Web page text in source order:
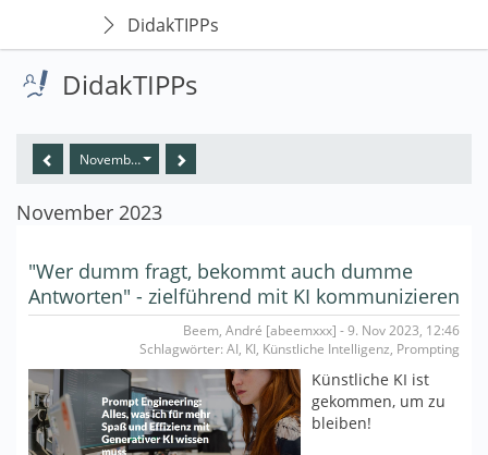
DidakTIPPs
DidakTIPPs
November 2023
November 2023
"Wer dumm fragt, bekommt auch dumme
Antworten" - zielführend mit KI kommunizieren
Beem, André [abeemxxx] - 9. Nov 2023, 12:46
Schlagwörter: AI, KI, Künstliche Intelligenz, Prompting
Künstliche KI ist
gekommen, um zu
bleiben!